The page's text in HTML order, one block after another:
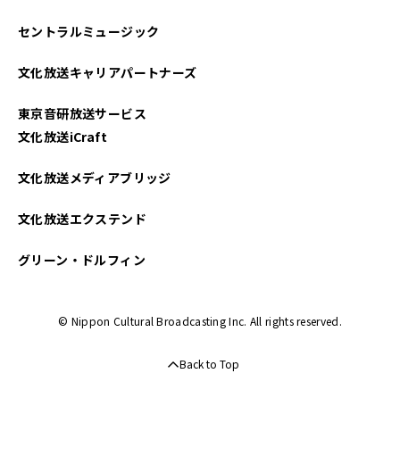
セントラルミュージック
文化放送キャリアパートナーズ
東京音研放送サービス
文化放送iCraft
文化放送メディアブリッジ
文化放送エクステンド
グリーン・ドルフィン
© Nippon Cultural Broadcasting Inc. All rights reserved.
Back to Top